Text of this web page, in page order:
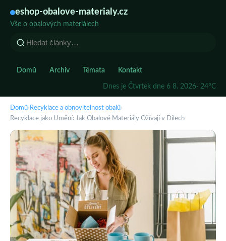
eshop-obalove-materialy.cz
Vše o obalových materiálech
Domů Archiv Témata Kontakt
Dnes je Čtvrtek dne 6 8. 2026· 24°C
Domů› Recyklace a obnovitelnost obalů›
Recyklace jako Umění: Jak Obalové Materiály Ožívají v Dílech